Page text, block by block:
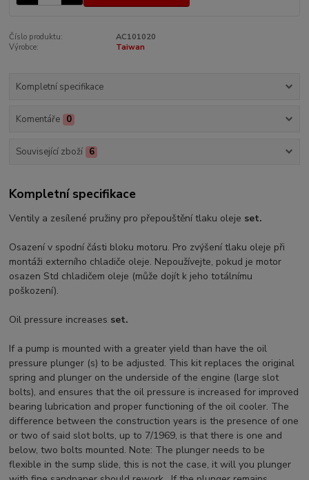
Číslo produktu:
AC101020
Výrobce:
Taiwan
Kompletní specifikace
Komentáře 0
Související zboží 6
Kompletní specifikace
Ventily a zesílené pružiny pro přepouštění tlaku oleje set.
Osazení v spodní části bloku motoru. Pro zvýšení tlaku oleje při
montáži externího chladiče oleje. Nepoužívejte, pokud je motor
osazen Std chladičem oleje (může dojít k jeho totálnímu
poškození).
Oil pressure increases set.
If a pump is mounted with a greater yield than have the oil
pressure plunger (s) to be adjusted. This kit replaces the original
spring and plunger on the underside of the engine (large slot
bolts), and ensures that the oil pressure is increased for improved
bearing lubrication and proper functioning of the oil cooler. The
difference between the construction years is the presence of one
or two of said slot bolts, up to 7/1969, is that there is one and
below, two bolts mounted. Note: The plunger needs to be
flexible in the sump slide, this is not the case, it will you plunger